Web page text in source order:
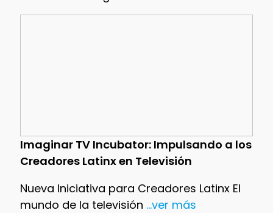
Imaginar TV Incubator: Impulsando a los
Creadores Latinx en Televisión
Nueva Iniciativa para Creadores Latinx El
mundo de la televisión ...ver más